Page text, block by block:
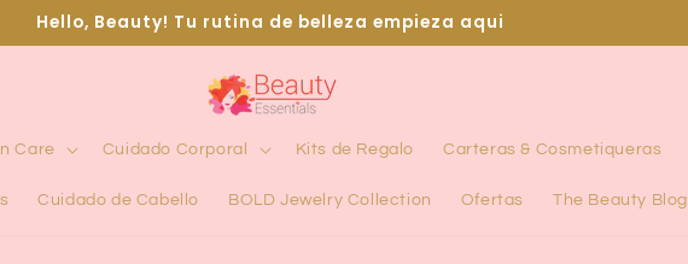
Hello, Beauty! Tu rutina de belleza empieza aqui
Care Cuidado Corporal Kits de Regalo Carteras & Cosmetiqueras
Cuidado de Cabello BOLD Jewelry Collection Ofertas The Beauty Blog